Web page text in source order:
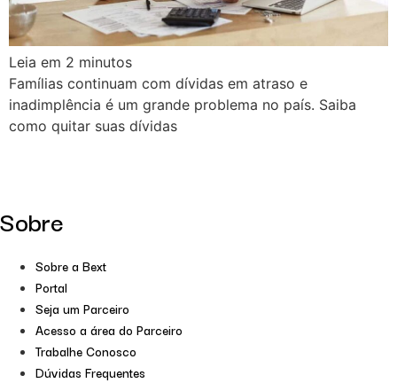
Leia em 2 minutos
Famílias continuam com dívidas em atraso e
inadimplência é um grande problema no país. Saiba
como quitar suas dívidas
Sobre
Sobre a Bext
Portal
Seja um Parceiro
Acesso a área do Parceiro
Trabalhe Conosco
Dúvidas Frequentes